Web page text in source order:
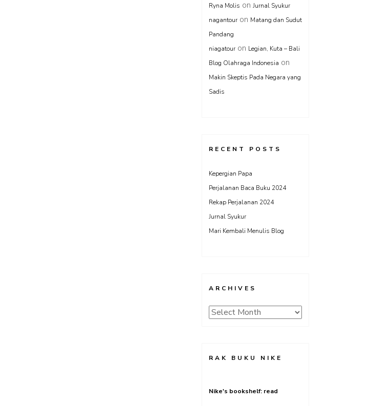
Ryna Molis on Jurnal Syukur
nagantour on Matang dan Sudut
Pandang
niagatour on Legian, Kuta – Bali
Blog Olahraga Indonesia on
Makin Skeptis Pada Negara yang
Sadis
RECENT POSTS
Kepergian Papa
Perjalanan Baca Buku 2024
Rekap Perjalanan 2024
Jurnal Syukur
Mari Kembali Menulis Blog
ARCHIVES
Archives
RAK BUKU NIKE
Nike's bookshelf: read